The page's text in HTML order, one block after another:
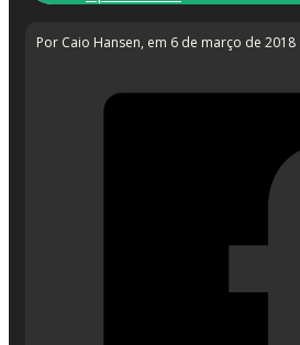
Por Caio Hansen, em 6 de março de 2018